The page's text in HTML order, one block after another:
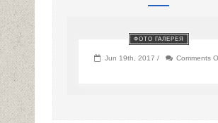
ФОТО ГАЛЕРЕЯ
Jun 19th, 2017 / Comments